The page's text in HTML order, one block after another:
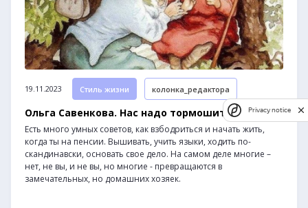
19.11.2023 Стиль жизни колонка_редактора
Ольга Савенкова. Нас надо тормошить!
Есть много умных советов, как взбодриться и начать жить,
когда ты на пенсии. Вышивать, учить языки, ходить по-
скандинавски, основать свое дело. На самом деле многие –
нет, не вы, и не вы, но многие - превращаются в
замечательных, но домашних хозяек.
Privacy notice